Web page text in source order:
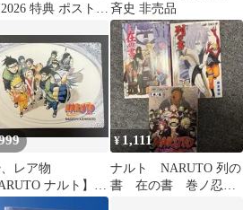
特典 ポストカ
斉史 非売品
レア物
ナルト】
非売品カード原
¥ 1,111
ナルト NARUTO 列の
書 在の書 巻ノ忍 3